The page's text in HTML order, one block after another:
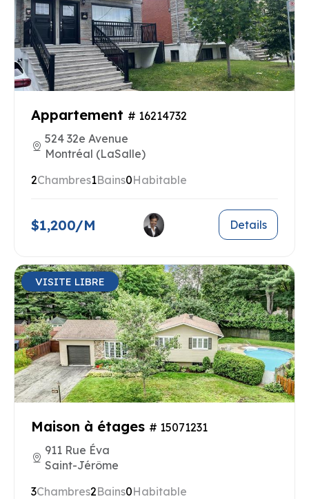
Appartement # 16214732
524 32e Avenue
Montréal (LaSalle)
2Chambres1Bains0Habitable
$1,200/M Details
VISITE LIBRE
Maison à étages # 15071231
911 Rue Éva
Saint-Jérôme
3Chambres2Bains0Habitable